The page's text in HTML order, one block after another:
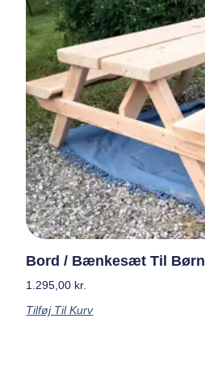
Bord / Bænkesæt Til Børn
1.295,00 kr.
Tilføj Til Kurv